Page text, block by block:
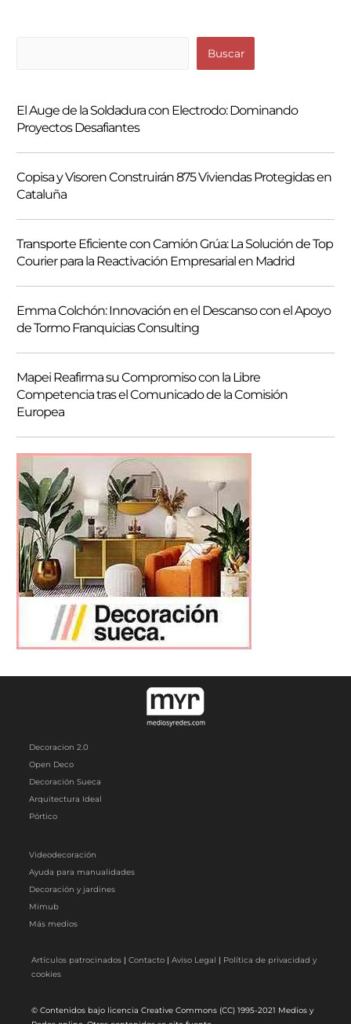
c
a
r
Buscar
El Auge de la Soldadura con Electrodo: Dominando
Proyectos Desafiantes
Copisa y Visoren Construirán 875 Viviendas Protegidas en
Cataluña
Transporte Eficiente con Camión Grúa: La Solución de Top
Courier para la Reactivación Empresarial en Madrid
Emma Colchón: Innovación en el Descanso con el Apoyo
de Tormo Franquicias Consulting
Mapei Reafirma su Compromiso con la Libre
Competencia tras el Comunicado de la Comisión
Europea
Decoracion 2.0
Open Deco
Decoración Sueca
Arquitectura Ideal
Pórtico
Videodecoración
Ayuda para manualidades
Decoración y jardines
Mimub
Más medios
Artículos patrocinados |Contacto |Aviso Legal | Política de privacidad y
cookies
© Contenidos bajo licencia Creative Commons (CC) 1995-2021 Medios y